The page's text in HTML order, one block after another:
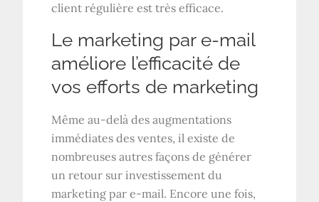
client régulière est très efficace.
Le marketing par e-mail
améliore l’efficacité de
vos efforts de marketing
Même au-delà des augmentations
immédiates des ventes, il existe de
nombreuses autres façons de générer
un retour sur investissement du
marketing par e-mail. Encore une fois,